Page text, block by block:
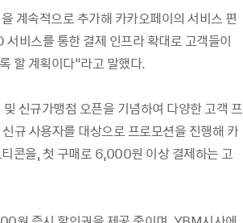
계속적으로 추가해 카카오페이의 서비스 편
비스를 통한 결제 인프라 확대로 고객들이
할 계획이다”라고 말했다.
신규가맹점 오픈을 기념하여 다양한 고객 프
규 사용자를 대상으로 프로모션을 진행해 카
콘을, 첫 구매로 6,000원 이상 결제하는 고